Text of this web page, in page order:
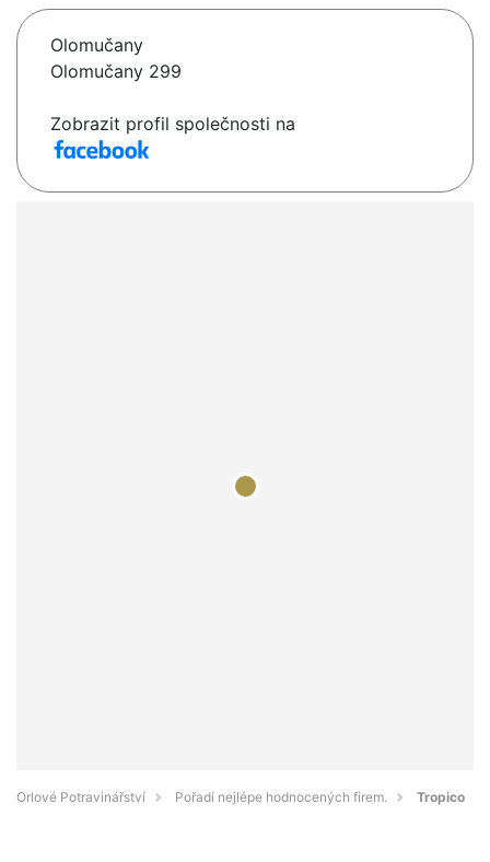
Olomučany
Olomučany 299
Zobrazit profil společnosti na
Orlové Potravinářství Pořadí nejlépe hodnocených firem. Tropico